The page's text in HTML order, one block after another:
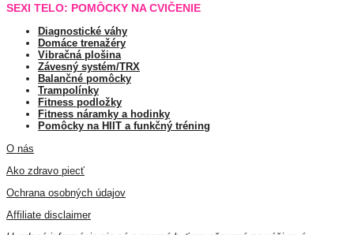
SEXI TELO: POMÔCKY NA CVIČENIE
Diagnostické váhy
Domáce trenažéry
Vibračná plošina
Závesný systém/TRX
Balančné pomôcky
Trampolínky
Fitness podložky
Fitness náramky a hodinky
Pomôcky na HIIT a funkčný tréning
O nás
Ako zdravo piecť
Ochrana osobných údajov
Affiliate disclaimer